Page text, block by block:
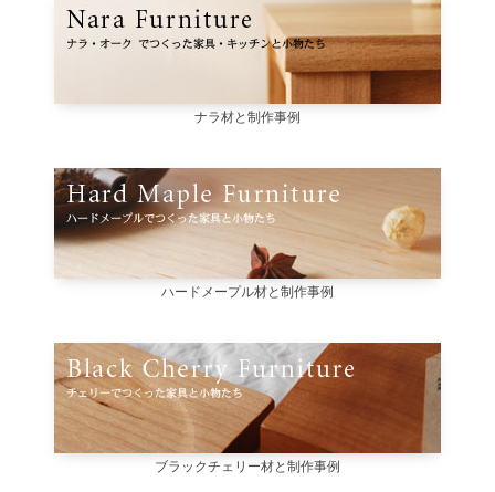
ナラ材と制作事例
ハードメープル材と制作事例
ブラックチェリー材と制作事例